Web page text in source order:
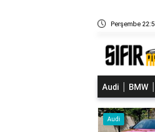
Perşembe
Öpüşmek - Rüya Yorumu ve Anlamı
Audi BMW
Audi